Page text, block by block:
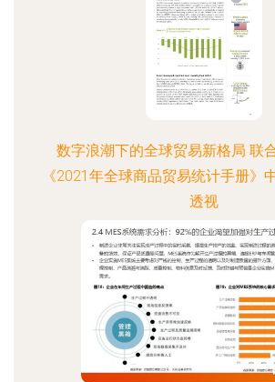
数字浪潮下的全球贸易新格局 联
《2021年全球商品贸易统计手册》
透视